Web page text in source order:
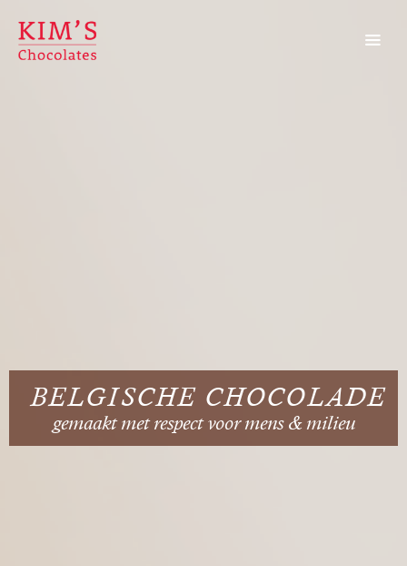
BELGISCHE CHOCOLADE
gemaakt met respect voor mens & milieu